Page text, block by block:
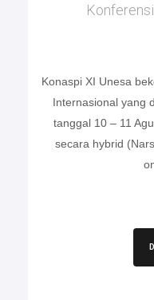
Konaspi XI Unesa
Internasional yang
tanggal 10 – 11
secara hybrid